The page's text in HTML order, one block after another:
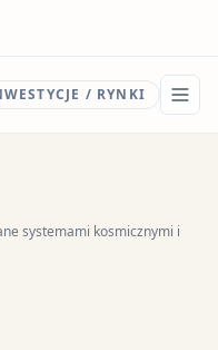
/ RYNKI
systemami kosmicznymi i